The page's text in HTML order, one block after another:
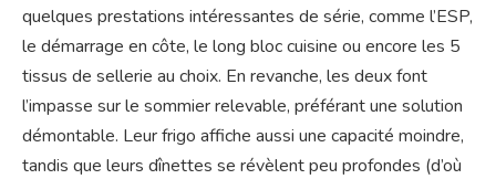
quelques prestations intéressantes de série, comme l’ESP,
le démarrage en côte, le long bloc cuisine ou encore les 5
tissus de sellerie au choix. En revanche, les deux font
l’impasse sur le sommier relevable, préférant une solution
démontable. Leur frigo affiche aussi une capacité moindre,
tandis que leurs dînettes se révèlent peu profondes (d’où